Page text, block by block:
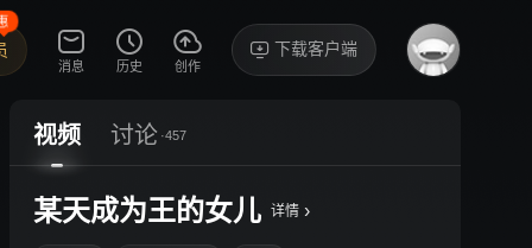
消息 历史 创作
下载客户端
视频 讨论 ·457
某天成为王的女儿 详情 ›